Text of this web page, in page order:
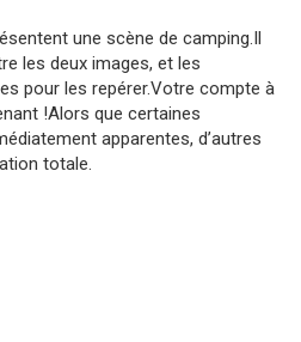
une scène de camping.Il
les deux images, et les
pour les repérer.Votre compte à
!Alors que certaines
apparentes, d’autres
totale.